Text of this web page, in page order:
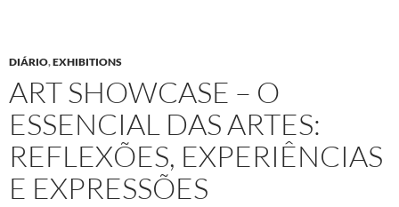
DIÁRIO,EXHIBITIONS
ART SHOWCASE – O
ESSENCIAL DAS ARTES:
REFLEXÕES, EXPERIÊNCIAS
E EXPRESSÕES